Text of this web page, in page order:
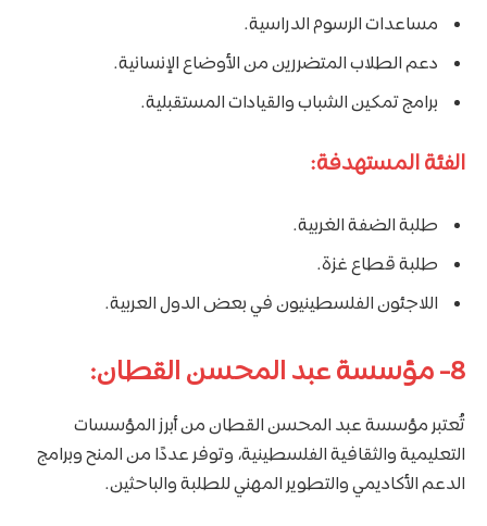
مساعدات الرسوم الدراسية.
دعم الطلاب المتضررين من الأوضاع الإنسانية.
برامج تمكين الشباب والقيادات المستقبلية.
الفئة المستهدفة:
طلبة الضفة الغربية.
طلبة قطاع غزة.
اللاجئون الفلسطينيون في بعض الدول العربية.
8- مؤسسة عبد المحسن القطان:
تُعتبر مؤسسة عبد المحسن القطان من أبرز المؤسسات
التعليمية والثقافية الفلسطينية، وتوفر عددًا من المنح وبرامج
الدعم الأكاديمي والتطوير المهني للطلبة والباحثين.